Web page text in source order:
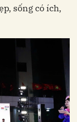
sống có ích,